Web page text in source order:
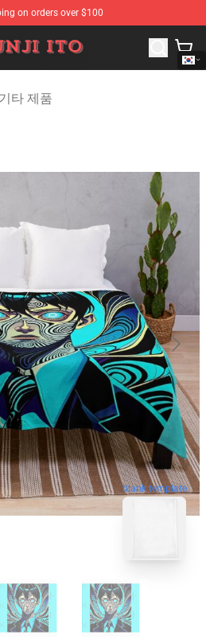
on orders over $100
Junji Ito Merchandise Shop
타 제품
blank template